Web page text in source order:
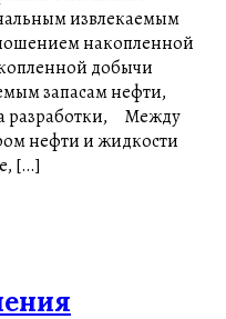
извлекаемым
накопленной
добычи
запасам нефти,
разработки, Между
нефти и жидкости
[…]